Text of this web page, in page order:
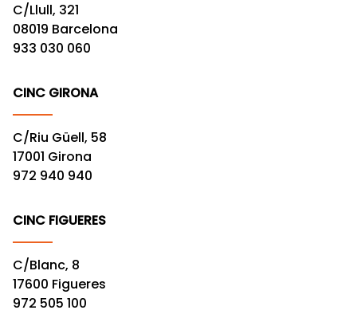
C/Llull, 321
08019 Barcelona
933 030 060
CINC GIRONA
C/Riu Güell, 58
17001 Girona
972 940 940
CINC FIGUERES
C/Blanc, 8
17600 Figueres
972 505 100